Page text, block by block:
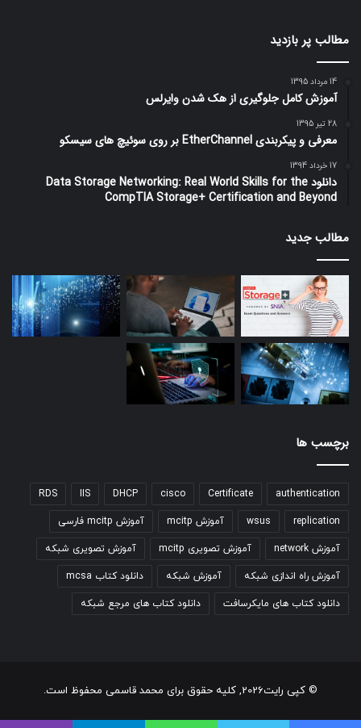
مطالب پر بازدید
14 مرداد 1395
آموزش کامل جلوگیری از هک شدن وایرلس
28 تیر 1395
معرفی و پیکربندی EtherChannel بر روی سوئیچ های سیسکو
17 خرداد 1394
دانلود Data Storage Networking: Real World Skills for the
CompTIA Storage+ Certification and Beyond
مطالب جدید
برچسب ها
authentication
Certificate
cisco
DHCP
IIS
RDS
replication
wsus آموزش mcitp آموزش mcitp فارسی
آموزش network آموزش تصویری mcitp آموزش تصویری شبکه
آموزش راه اندازی شبکه آموزش شبکه دانلود کتاب mcsa
دانلود کتاب های مایکرسافت دانلود کتاب های مرجع شبکه
© کپی رایت2026, کلیه حقوق برای محمد قاسمی محفوظ است.